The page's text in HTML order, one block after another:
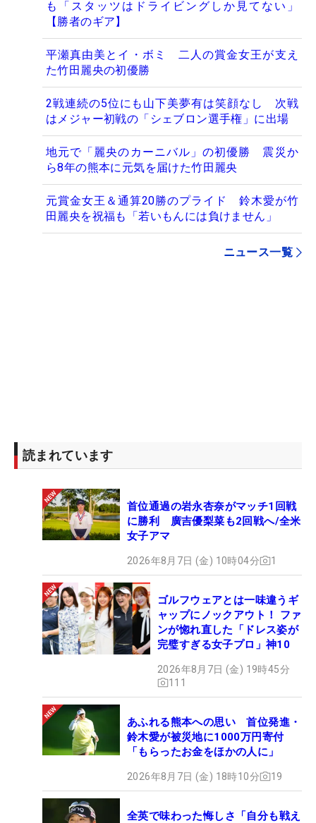
も「スタッツはドライビングしか見てない」
【勝者のギア】
平瀬真由美とイ・ボミ 二人の賞金女王が支え
た竹田麗央の初優勝
2戦連続の5位にも山下美夢有は笑顔なし 次戦
はメジャー初戦の「シェブロン選手権」に出場
地元で「麗央のカーニバル」の初優勝 震災か
ら8年の熊本に元気を届けた竹田麗央
元賞金女王＆通算20勝のプライド 鈴木愛が竹
田麗央を祝福も「若いもんには負けません」
ニュース一覧
読まれています
首位通過の岩永杏奈がマッチ1回戦
に勝利 廣吉優梨菜も2回戦へ/全米
女子アマ
2026年8月7日 (金) 10時04分 1
ゴルフウェアとは一味違うギ
ャップにノックアウト！ ファ
ンが惚れ直した「ドレス姿が
完璧すぎる女子プロ」神10
2026年8月7日 (金) 19時45分
111
あふれる熊本への思い 首位発進・
鈴木愛が被災地に1000万円寄付
「もらったお金をほかの人に」
2026年8月7日 (金) 18時10分 19
全英で味わった悔しさ「自分も戦え